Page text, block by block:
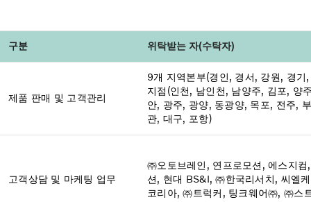
구분 위탁받는 자(수탁자)
제품 판매 및 고객관리
9개 지역본부(경인, 경서, 강원, 경
지점(인천, 남인천, 남양주, 김포, 양
안, 광주, 광양, 동광양, 목포, 전주,
관, 대구, 포항)
고객상담 및 마케팅 업무
㈜오토브레인, 연프로모션, 에스지
션, 현대 BS&I, ㈜한국리서치, 씨엘
코리아, ㈜트럭커, 팅크웨어㈜, ㈜스